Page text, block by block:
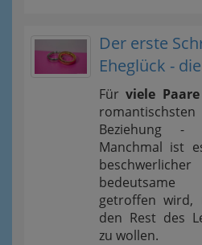
Der erste
Eheglück -
Fürviele Paare
Beziehung -
Manchmal ist
getroffen wird,
den Rest des
zu wollen.